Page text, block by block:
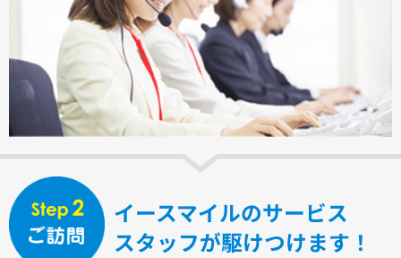
イースマイルのサービス
スタッフが駆けつけます！